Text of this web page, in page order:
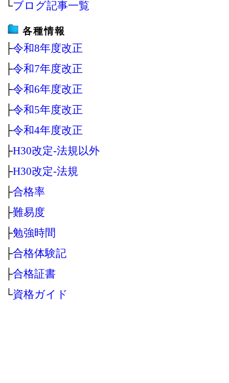
└ブログ記事一覧
各種情報
├令和8年度改正
├令和7年度改正
├令和6年度改正
├令和5年度改正
├令和4年度改正
├H30改定‐法規以外
├H30改定‐法規
├合格率
├難易度
├勉強時間
├合格体験記
├合格証書
└資格ガイド